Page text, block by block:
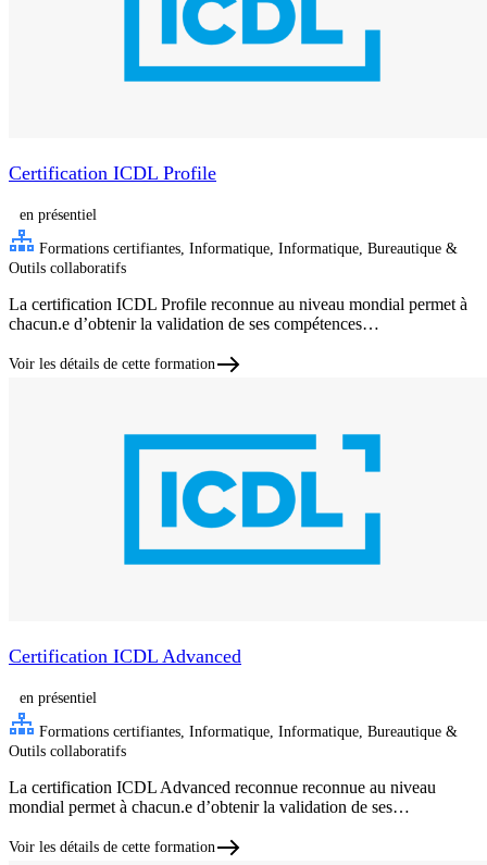
Certification ICDL Profile
en présentiel
Formations certifiantes, Informatique, Informatique, Bureautique &
Outils collaboratifs
La certification ICDL Profile reconnue au niveau mondial permet à
chacun.e d’obtenir la validation de ses compétences…
Voir les détails de cette formation
Certification ICDL Advanced
en présentiel
Formations certifiantes, Informatique, Informatique, Bureautique &
Outils collaboratifs
La certification ICDL Advanced reconnue reconnue au niveau
mondial permet à chacun.e d’obtenir la validation de ses…
Voir les détails de cette formation